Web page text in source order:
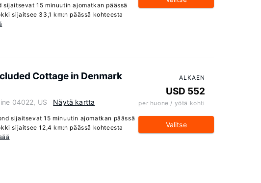
sijaitsevat 15 minuutin ajomatkan päässä
sijaitsee 33,1 km:n päässä kohteesta
Cottage in Denmark
04022, US Näytä kartta
sijaitsevat 15 minuutin ajomatkan päässä
sijaitsee 12,4 km:n päässä kohteesta
ALKAEN
USD 552
per huone / yötä kohti
Valitse